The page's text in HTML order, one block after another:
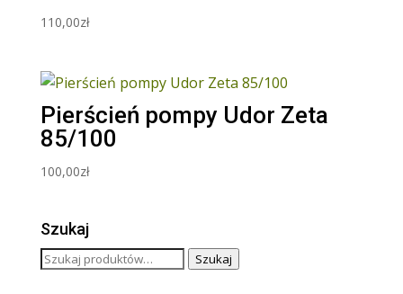
110,00zł
Pierścień pompy Udor Zeta
85/100
100,00zł
Szukaj
Szukaj: Szukaj